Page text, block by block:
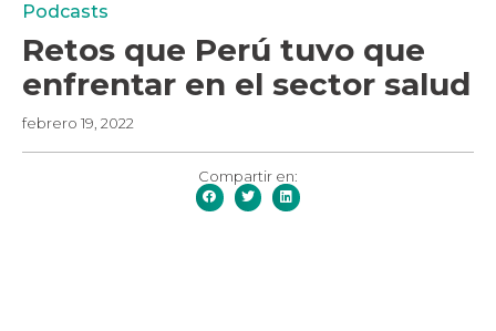
Podcasts
Retos que Perú tuvo que
enfrentar en el sector salud
febrero 19, 2022
Compartir en: